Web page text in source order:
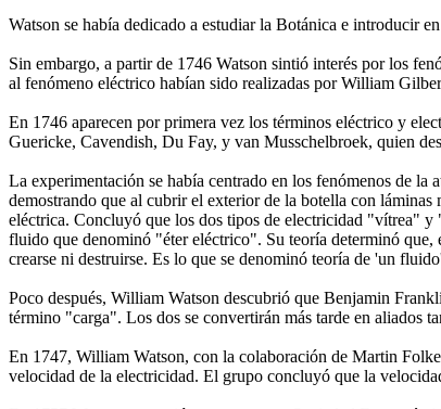
Watson se había dedicado a estudiar la Botánica e introducir
Sin embargo, a partir de 1746 Watson sintió interés por los
al fenómeno eléctrico habían sido realizadas por William
En 1746 aparecen por primera vez los términos eléctrico y
Guericke, Cavendish, Du Fay, y van Musschelbroek, quien
La experimentación se había centrado en los fenómenos de
demostrando que al cubrir el exterior de la botella con
eléctrica. Concluyó que los dos tipos de electricidad "vítrea" y
fluido que denominó "éter eléctrico". Su teoría determinó que,
crearse ni destruirse. Es lo que se denominó teoría de 'un
Poco después, William Watson descubrió que Benjamin
término "carga". Los dos se convertirán más tarde en aliados
En 1747, William Watson, con la colaboración de Martin
velocidad de la electricidad. El grupo concluyó que la